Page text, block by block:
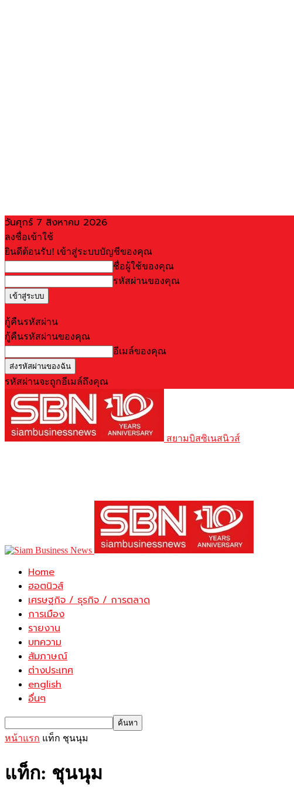
วันศุกร์ 7 สิงหาคม 2026
ลงชื่อเข้าใช้
ยินดีต้อนรับ! เข้าสู่ระบบบัญชีของคุณ
ชื่อผู้ใช้ของคุณ
รหัสผ่านของคุณ
กู้คืนรหัสผ่าน
กู้คืนรหัสผ่านของคุณ
อีเมล์ของคุณ
รหัสผ่านจะถูกอีเมล์ถึงคุณ
สยามบิสซิเนสนิวส์
Home
ฮอตนิวส์
เศรษฐกิจ / ธุรกิจ / การตลาด
การเมือง
รายงาน
บทความ
สัมภาษณ์
ต่างประเทศ
english
อื่นๆ
หน้าแรก แท็ก ชุนนุม
แท็ก: ชุนนุม